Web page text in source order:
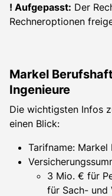
! Aufgepasst: Der
Rechneroptionen
Markel
Ingenieure
Die wichtigsten Infos
einen Blick:
Tarifname: Markel
3 Mio. € für
für Sach- und